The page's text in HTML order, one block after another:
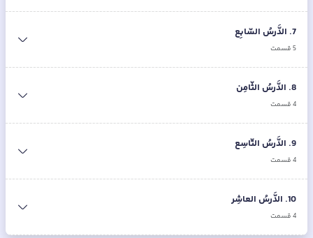
7
. الدَّرسُ السّابِع
5قسمت
8
. الدَّرسُ الثّامِن
4قسمت
9
. الدَّرسُ التّاسِع
4قسمت
10
. الدَّرسُ العاشِر
4قسمت